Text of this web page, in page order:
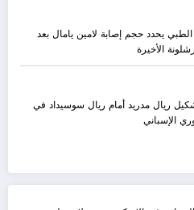
يحدد حجم إصابة لامين يامال بعد
الأخيرة
ريال مدريد أمام ريال سوسيداد في
الإسباني